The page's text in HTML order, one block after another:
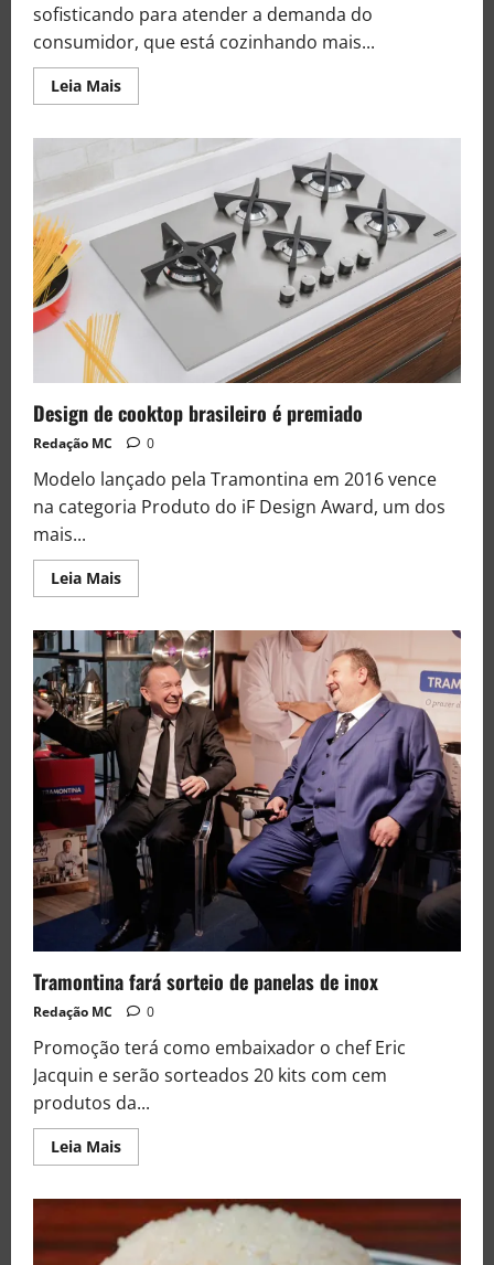
sofisticando para atender a demanda do
consumidor, que está cozinhando mais...
Leia Mais
Design de cooktop brasileiro é premiado
Redação MC 0
Modelo lançado pela Tramontina em 2016 vence
na categoria Produto do iF Design Award, um dos
mais...
Leia Mais
Tramontina fará sorteio de panelas de inox
Redação MC 0
Promoção terá como embaixador o chef Eric
Jacquin e serão sorteados 20 kits com cem
produtos da...
Leia Mais